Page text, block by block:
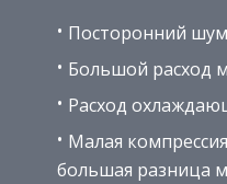
Посторонний
Большой расход
Расход
Малая
большая разница